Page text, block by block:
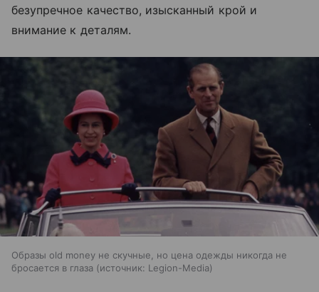
безупречное качество, изысканный крой и
внимание к деталям.
Образы old money не скучные, но цена одежды никогда не
бросается в глаза (источник: Legion-Media)